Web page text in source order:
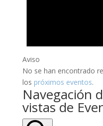
Aviso
No se han encontrado
los próximos eventos.
Navegación
vistas de